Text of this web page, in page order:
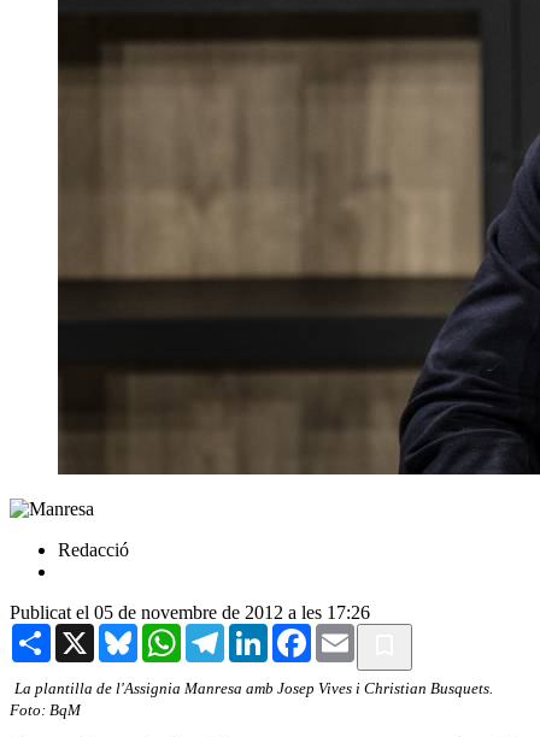
Redacció
Publicat el 05 de novembre de 2012 a les 17:26
Share X BlueskyWhatsAppTelegramLinkedInFacebook
Email
La plantilla de l'Assignia Manresa amb Josep Vives i Christian Busquets.
Foto: BqM